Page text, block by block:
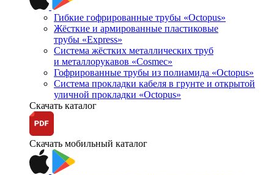
Гибкие гофрированные трубы «Octopus»
Жёсткие и армированные пластиковые
трубы «Express»
Система жёстких металлических труб
и металлорукавов «Cosmec»
Гофрированные трубы из полиамида «Octopus»
Система прокладки кабеля в грунте и открытой
уличной прокладки «Octopus»
Скачать каталог
Скачать мобильный каталог